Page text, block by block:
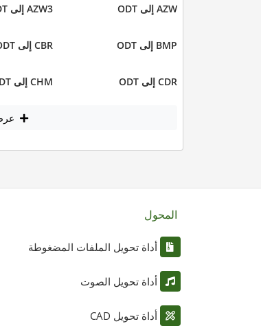
AZW إلى ODT AZW3 إلى ODT
BMP إلى ODT CBR إلى ODT
CDR إلى ODT CHM إلى ODT
المحول
أداة تحويل الملفات المضغوطة
أداة تحويل الصوت
أداة تحويل CAD